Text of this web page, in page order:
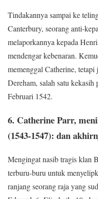
Tindakannya sampai ke
Canterbury, seorang anti-
melaporkannya kepada
mendengar kebenaran.
memenggal Catherine,
Dereham, salah satu
Februari 1542.
6. Catherine Parr,
(1543-1547): dan
Mengingat nasib tragis klan
terburu-buru untuk
ranjang seorang raja yang